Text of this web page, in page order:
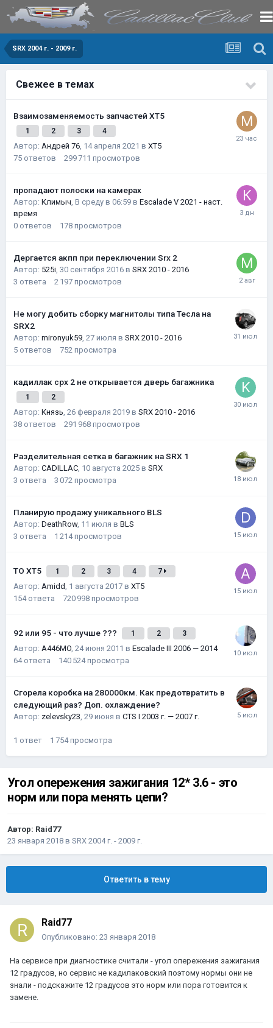
SRX 2004 г. - 2009 г.
Свежее в темах
Взаимозаменяемость запчастей XT5
1 2 3 4
Автор: Андрей 76, 14 апреля 2021 в XT5
75 ответов 299 711 просмотров
пропадают полоски на камерах
Автор: Климыч, В среду в 06:59 в Escalade V 2021 - наст.
время
0 ответов 178 просмотров
Дергается акпп при переключении Srx 2
Автор: 525i, 30 сентября 2016 в SRX 2010 - 2016
3 ответа 2 197 просмотров
Не могу добить сборку магнитолы типа Тесла на
SRX2
Автор: mironyuk59, 27 июля в SRX 2010 - 2016
5 ответов 752 просмотра
кадиллак срх 2 не открывается дверь багажника
1 2
Автор: Князь, 26 февраля 2019 в SRX 2010 - 2016
38 ответов 291 968 просмотров
Разделительная сетка в багажник на SRX 1
Автор: CADILLAC, 10 августа 2025 в SRX
3 ответа 3 072 просмотра
Планирую продажу уникального BLS
Автор: DeathRow, 11 июля в BLS
3 ответа 1 214 просмотров
ТО XT5 1 2 3 4 7
Автор: Amidd, 1 августа 2017 в XT5
154 ответа 720 998 просмотров
92 или 95 - что лучше ??? 1 2 3
Автор: A446MO, 24 июня 2011 в Escalade III 2006 — 2014
64 ответа 140 524 просмотра
Сгорела коробка на 280000км. Как предотвратить в
следующий раз? Доп. охлаждение?
Автор: zelevsky23, 29 июня в CTS I 2003 г. — 2007 г.
1 ответ 1 754 просмотра
Угол опережения зажигания 12* 3.6 - это
норм или пора менять цепи?
Автор: Raid77
23 января 2018 в SRX 2004 г. - 2009 г.
Ответить в тему
Raid77
Опубликовано: 23 января 2018
На сервисе при диагностике считали - угол опережения зажигания
12 градусов, но сервис не кадилаковский поэтому нормы они не
знали - подскажите 12 градусов это норм или пора готовится к
замене.